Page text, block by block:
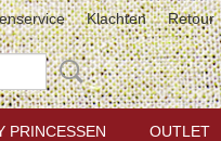
Klachten Retour
PRINCESSEN OUTLET